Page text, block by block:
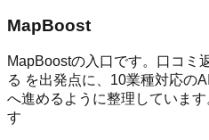
MapBoost
MapBoostの入口です。口コミ
る を出発点に、10業種対応の
へ進めるように整理していま
す